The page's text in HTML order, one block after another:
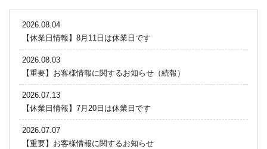
2026.08.04
【休業日情報】8月11日は休業日です
2026.08.03
【重要】お客様情報に関するお知らせ（続報）
2026.07.13
【休業日情報】7月20日は休業日です
2026.07.07
【重要】お客様情報に関するお知らせ